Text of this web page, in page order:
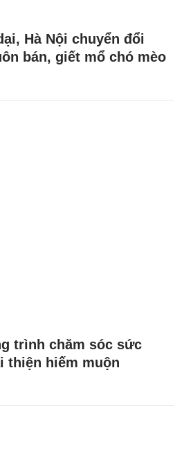
Hà Nội chuyển đổi
bán, giết mổ chó mèo
trình chăm sóc sức
thiện hiếm muộn